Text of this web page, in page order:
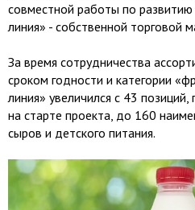
совместной работы по
линия» - собственной торговой
За время сотрудничества
сроком годности и категории
линия» увеличился с 43
на старте проекта, до 160
сыров и детского питания.